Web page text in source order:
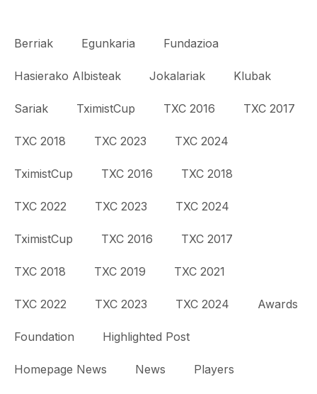
Berriak Egunkaria Fundazioa
Hasierako Albisteak Jokalariak Klubak
Sariak TximistCup TXC 2016 TXC 2017
TXC 2018 TXC 2023 TXC 2024
TximistCup TXC 2016 TXC 2018
TXC 2022 TXC 2023 TXC 2024
TximistCup TXC 2016 TXC 2017
TXC 2018 TXC 2019 TXC 2021
TXC 2022 TXC 2023 TXC 2024 Awards
Foundation Highlighted Post
Homepage News News Players